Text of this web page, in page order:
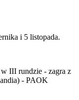
i 5 listopada.
III rundzie - zagra z
- PAOK